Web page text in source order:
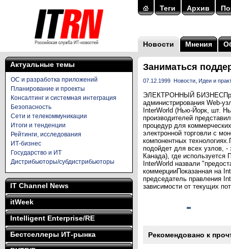
Теги Архив
Новости Мнения
Актуальные темы
ОС и разработка приложений
Планирование и проекты
Консалтинг и системная интеграция
Безопасность
Сети и телекоммуникации
Итоги и тенденции
Рейтинги, исследования
ИТ-бизнес
Государство и ИТ
Дистрибьюторы/субдистрибьюторы
IT Channel News
itWeek
Intelligent Enterprise/RE
Бестселлеры ИТ-рынка
Заниматься
07.12.1999 Новости Идеи и
ЭЛЕКТРОННЫЙ
администрирования Web-
InterWorld (Нью-Йорк, шт.
производителей
процедур для
электронной торговли с
компонентных
подойдет для всех узлов,
Канада), где
InterWorld назвали
коммерцииПоказанная на
председатель правления
зависимости от текущих
Рекомендовано к